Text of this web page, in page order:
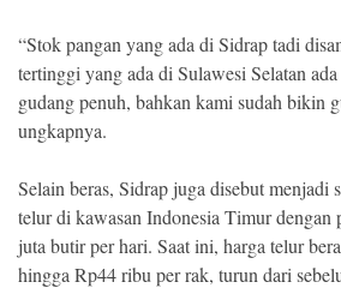
“Stok pangan yang ada di Sidrap tadi
tertinggi yang ada di Sulawesi Selatan
gudang penuh, bahkan kami sudah bikin
ungkapnya.
Selain beras, Sidrap juga disebut menjadi
telur di kawasan Indonesia Timur dengan
juta butir per hari. Saat ini, harga telur
hingga Rp44 ribu per rak, turun dari